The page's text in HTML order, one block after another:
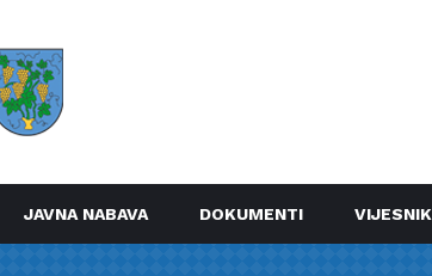
JAVNA NABAVA DOKUMENTI VIJESNIK